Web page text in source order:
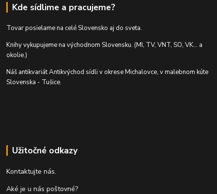
Kde sídlime a pracujeme?
Tovar posielame na celé Slovensko aj do sveta.
Knihy vykupujeme na východnom Slovensku. (MI, TV, VNT, SO, VK... a
okolie.)
Náš antikvariát Antikvýchod sídli v okrese Michalovce, v malebnom kúte
Slovenska - Tušice.
Užitočné odkazy
Kontaktujte nás.
Aké je u nás poštovné?